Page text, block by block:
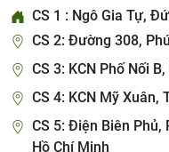
CS 1 : Ngô Gia Tự,
CS 2: Đường 308,
CS 3: KCN Phố Nối
CS 4: KCN Mỹ Xuân,
CS 5: Điện Biên Phủ,
Hồ Chí Minh